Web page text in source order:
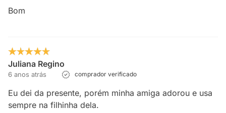
Bom
Juliana Regino
6 anos atrás comprador verificado
Eu dei da presente, porém minha amiga adorou e usa
sempre na filhinha dela.